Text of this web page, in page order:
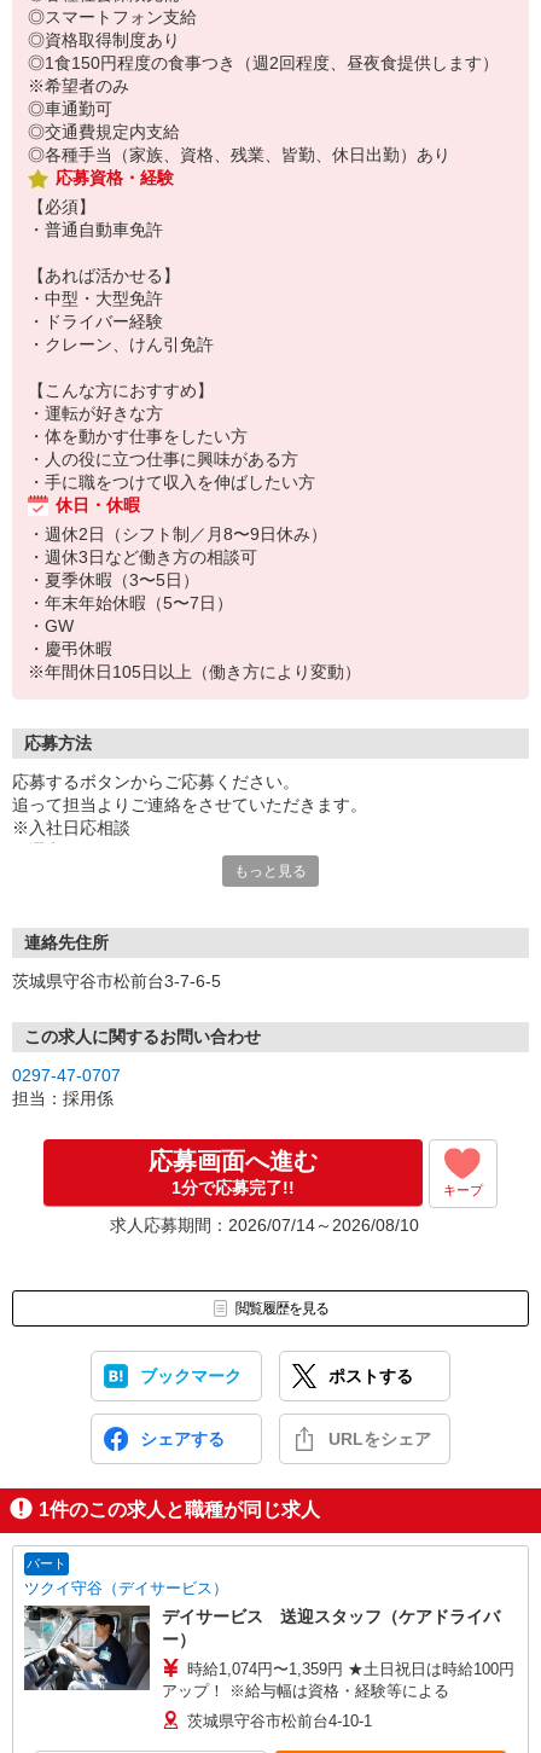
◎スマートフォン支給
◎資格取得制度あり
◎1食150円程度の食事つき（週2回程度、昼夜食提供します）
※希望者のみ
◎車通勤可
◎交通費規定内支給
◎各種手当（家族、資格、残業、皆勤、休日出勤）あり
応募資格・経験
【必須】
・普通自動車免許
【あれば活かせる】
・中型・大型免許
・ドライバー経験
・クレーン、けん引免許
【こんな方におすすめ】
・運転が好きな方
・体を動かす仕事をしたい方
・人の役に立つ仕事に興味がある方
・手に職をつけて収入を伸ばしたい方
休日・休暇
・週休2日（シフト制／月8〜9日休み）
・週休3日など働き方の相談可
・夏季休暇（3〜5日）
・年末年始休暇（5〜7日）
・GW
・慶弔休暇
※年間休日105日以上（働き方により変動）
応募方法
応募するボタンからご応募ください。
追って担当よりご連絡をさせていただきます。
※入社日応相談
↓
面接後3日以内に結果をお知らせいたします。
もっと見る
連絡先住所
茨城県守谷市松前台3‐7‐6‐5
この求人に関するお問い合わせ
0297-47-0707
担当：採用係
応募画面へ進む
1分で応募完了!! キープ
求人応募期間：2026/07/14～2026/08/10
閲覧履歴を見る
ブックマーク ポストする
シェアする URLをシェア
1件のこの求人と職種が同じ求人
パート
ツクイ守谷（デイサービス）
デイサービス 送迎スタッフ（ケアドライバ
ー）
時給1,074円〜1,359円 ★土日祝日は時給100円
アップ！ ※給与幅は資格・経験等による
茨城県守谷市松前台4-10-1